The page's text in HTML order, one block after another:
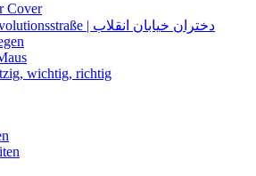
Cover
Frauen der Revolutionsstraße | دختران خیابان انقلاب
wichtig, richtig